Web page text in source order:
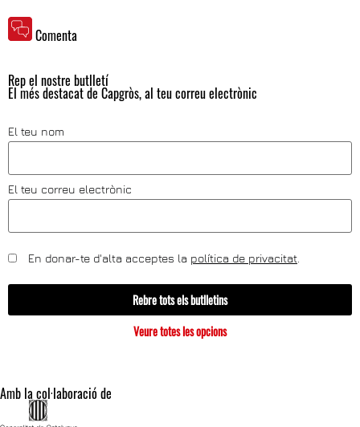
Comenta
Rep el nostre butlletí
El més destacat de Capgròs, al teu correu electrònic
El teu nom
El teu correu electrònic
En donar-te d'alta acceptes la política de privacitat
Rebre tots els butlletins
Veure totes les opcions
Amb la col·laboració de